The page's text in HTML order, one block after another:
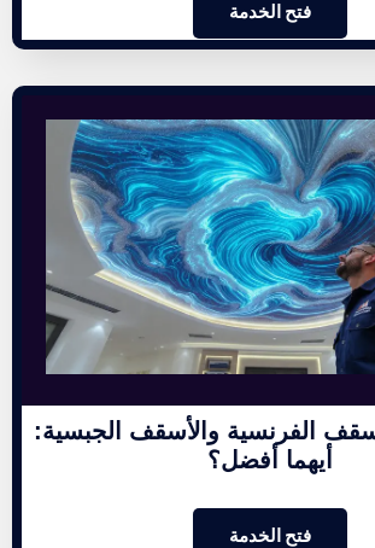
فتح الخدمة
الفرنسية والأسقف الجبسية:
أيهما أفضل؟
فتح الخدمة